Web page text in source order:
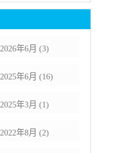
2026年6月 (3)
2025年6月 (16)
2025年3月 (1)
2022年8月 (2)